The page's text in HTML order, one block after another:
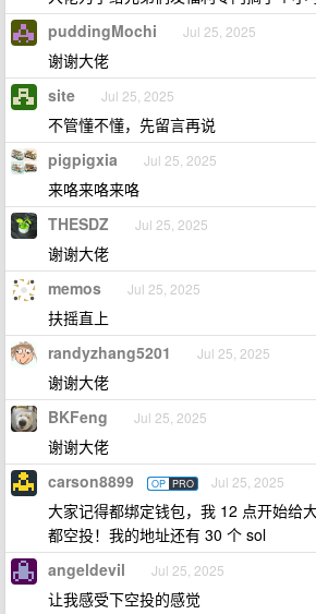
puddingMochi Jul 25, 2025
谢谢大佬
site Jul 25, 2025
不管懂不懂，先留言再说
pigpigxia Jul 25, 2025
来咯来咯来咯
THESDZ Jul 25, 2025
谢谢大佬
memos Jul 25, 2025
扶摇直上
randyzhang5201 Jul 25, 2025
谢谢大佬
BKFeng Jul 25, 2025
谢谢大佬
carson8899 OP PRO Jul 25, 2025
大家记得都绑定钱包，我 12 点开始给
都空投！我的地址还有 30 个 sol
angeldevil Jul 25, 2025
让我感受下空投的感觉